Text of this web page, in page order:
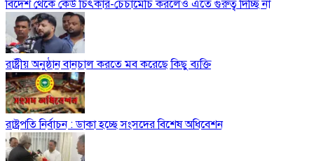
বিদেশ থেকে কেউ চিৎকার-চেঁচামেচি করলেও এতে গুরুত্ব দিচ্ছি না
রাষ্ট্রীয় অনুষ্ঠান বানচাল করতে মব করেছে কিছু ব্যক্তি
রাষ্ট্রপতি নির্বাচন : ডাকা হচ্ছে সংসদের বিশেষ অধিবেশন